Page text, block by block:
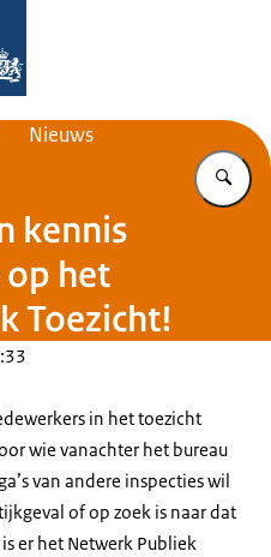
Nieuws
kennis
het
Toezicht!
in het toezicht
wie vanachter het bureau
van andere inspecties wil
of op zoek is naar dat
er het Netwerk Publiek